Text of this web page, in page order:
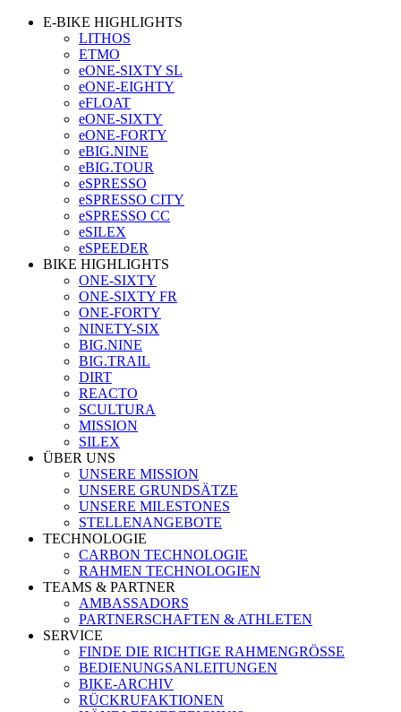
E-BIKE HIGHLIGHTS
LITHOS
ETMO
eONE-SIXTY SL
eONE-EIGHTY
eFLOAT
eONE-SIXTY
eONE-FORTY
eBIG.NINE
eBIG.TOUR
eSPRESSO
eSPRESSO CITY
eSPRESSO CC
eSILEX
eSPEEDER
BIKE HIGHLIGHTS
ONE-SIXTY
ONE-SIXTY FR
ONE-FORTY
NINETY-SIX
BIG.NINE
BIG.TRAIL
DIRT
REACTO
SCULTURA
MISSION
SILEX
ÜBER UNS
UNSERE MISSION
UNSERE GRUNDSÄTZE
UNSERE MILESTONES
STELLENANGEBOTE
TECHNOLOGIE
CARBON TECHNOLOGIE
RAHMEN TECHNOLOGIEN
TEAMS & PARTNER
AMBASSADORS
PARTNERSCHAFTEN & ATHLETEN
SERVICE
FINDE DIE RICHTIGE RAHMENGRÖSSE
BEDIENUNGSANLEITUNGEN
BIKE-ARCHIV
RÜCKRUFAKTIONEN